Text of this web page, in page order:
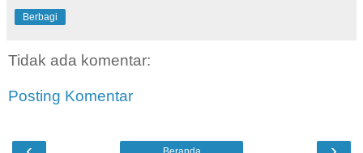
Berbagi
Tidak ada komentar:
Posting Komentar